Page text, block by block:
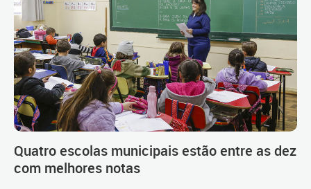
Quatro escolas municipais estão entre as dez
com melhores notas